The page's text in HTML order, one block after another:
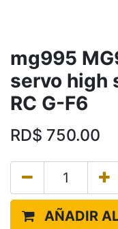
mg995
servo high
RC G-F6
RD$ 750.00
AÑADIR